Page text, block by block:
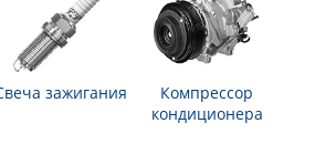
зажигания
Компрессор
кондиционера